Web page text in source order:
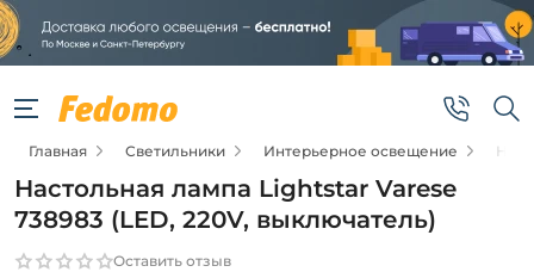
Главная Светильники Интерьерное освещение
Настольная лампа Lightstar Varese
738983 (LED, 220V, выключатель)
Оставить отзыв